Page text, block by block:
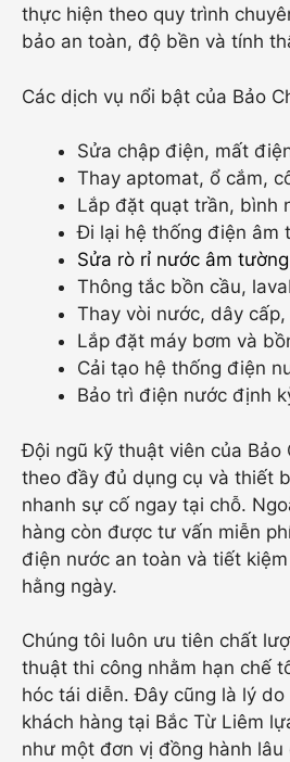
thực hiện theo quy trình
bảo an toàn, độ bền và tính
Các dịch vụ nổi bật của Bảo
Sửa chập điện, mất
Thay aptomat, ổ cắm,
Lắp đặt quạt trần, bình
Đi lại hệ thống điện âm
Sửa rò rỉ nước âm tường
Thông tắc bồn cầu,
Thay vòi nước, dây cấp,
Lắp đặt máy bơm và
Cải tạo hệ thống điện
Bảo trì điện nước định
Đội ngũ kỹ thuật viên của Bảo
theo đầy đủ dụng cụ và thiết
nhanh sự cố ngay tại chỗ.
hàng còn được tư vấn miễn
điện nước an toàn và tiết
hằng ngày.
Chúng tôi luôn ưu tiên chất
thuật thi công nhằm hạn chế
hóc tái diễn. Đây cũng là lý do
khách hàng tại Bắc Từ Liêm
như một đơn vị đồng hành